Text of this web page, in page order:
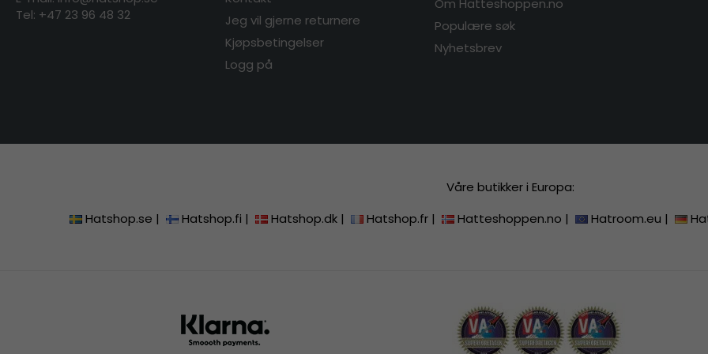
Tel: +47 23 96 48 32
Jeg vil gjerne returnere
Kjøpsbetingelser
Logg på
Om Hatteshoppen.no
Populære søk
Nyhetsbrev
Våre butikker i Europa:
Hatshop.se | Hatshop.fi | Hatshop.dk | Hatshop.fr | Hatteshoppen.no | Hatroom.eu |